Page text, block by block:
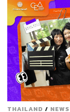
สิ่งแรกที่เราชอบ
ภูมิปัญญาอีสานอย่
อย่างแคน ความเ
แบบโมเดิร์น และ
หรือก็คือการโชว์
THAILAND / NEWS